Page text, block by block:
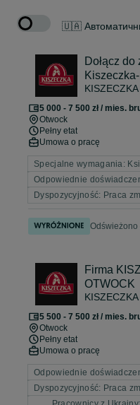
🇺🇦
Dołącz
OTWOCK
KISZECZKA
5 000 - 7 500 zł / mies.
Otwock
Pełny etat
Umowa o pracę
Specjalne wymagania:
Odpowiednie
Dyspozycyjność: Praca
Firma
OTWOCK
KISZECZKA
5 500 - 7 500 zł / mies.
Otwock
Pełny etat
Umowa o pracę
Odpowiednie
Dyspozycyjność: Praca